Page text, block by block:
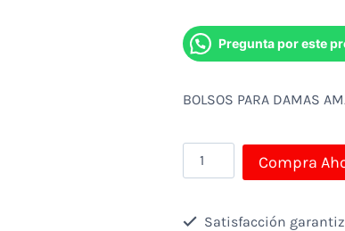
Pregunta por este
BOLSOS PARA DAMAS
BOLSOS
PARA
DAMAS
Compra
Satisfacción